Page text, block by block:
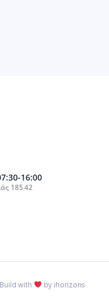
16:00
185 42
with by ihorizons